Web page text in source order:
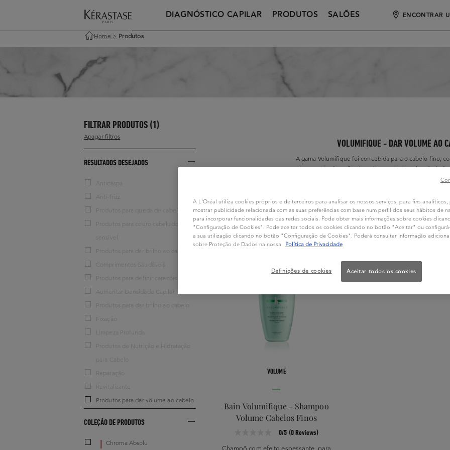
DIAGNÓSTICO CAPILAR PRODUTOS SALÕES ENCONTRAR
Home > Produtos
FILTRAR PRODUTOS (1)
Apagar filtros
RESULTADOS DESEJADOS
Anticaspa
Anti-frizz
Produtos para queda de cabelo
Produtos para couro cabeludo
sensível
Produtos para dar brilho ao cabelo
Comprimentos Saudáveis
Produtos para definir caracóis
Aumentar Densidade Capilar
Produtos para dar brilho ao cabelo
Limpeza Profunda
Produtos de Nutrição e Hidratação
para Cabelo
Reparação
Revitalizante
Produtos para dar volume ao cabelo
COLEÇÃO DE PRODUTOS
Chroma Absolu
VOLUMIFIQUE - DAR VOLUME AO
A gama Volumifique foi concebida para o cabelo fino,
leveza. As raízes são elevadas, a estrutura do cabelo é
pode ser infinitamente moldado e
VOLUME
Bain Volumifique - Shampoo
Volume Cabelos Finos
0/5 (0 Reviews)
Champô com efeito espessante, para
A L'Oréal utiliza cookies próprios e de terceiros para analisar os nossos serviços, para fins analíticos,
mostrar publicidade relacionada com as suas preferências com base num perfil dos seus hábitos de
para incorporar funcionalidades das redes sociais. Pode obter mais informações sobre cookies
"Configuração de Cookies". Pode aceitar todos os cookies clicando no botão "Aceitar" ou
a sua utilização clicando no botão "Configuração de Cookies". Poderá consultar informação
sobre Proteção de Dados na nossa
Política de Privacidade
Definições de cookies Aceitar todos os cookies